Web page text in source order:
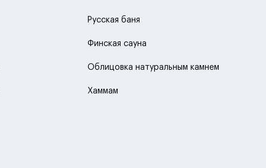
Русская баня
Финская сауна
Облицовка натуральным камнем
Хаммам